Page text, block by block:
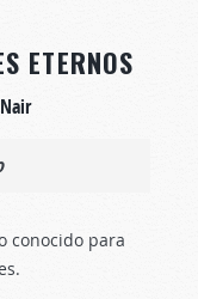
ETERNOS
conocido para